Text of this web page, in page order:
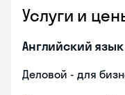
Услуги и
Английский язык
Деловой - для